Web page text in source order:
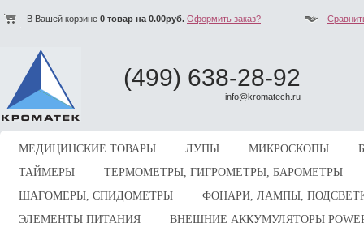
В Вашей корзине 0 товар на 0.00руб. Оформить заказ?
(499) 638-28-92
info@kromatech.ru
МЕДИЦИНСКИЕ ТОВАРЫ ЛУПЫ МИКРОСКОПЫ
ТАЙМЕРЫ
ТЕРМОМЕТРЫ, ГИГРОМЕТРЫ, БАРОМЕТРЫ
ШАГОМЕРЫ, СПИДОМЕТРЫ
ФОНАРИ, ЛАМПЫ,
ЭЛЕМЕНТЫ ПИТАНИЯ
ВНЕШНИЕ АККУМУЛЯТОРЫ